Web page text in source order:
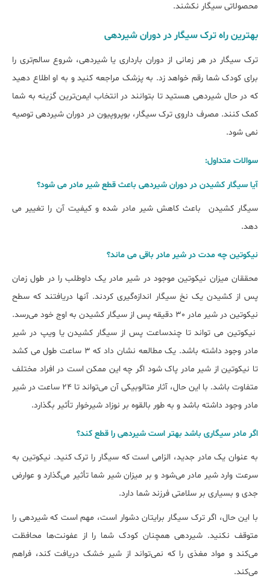
محصولاتی سیگار نکشند.
بهترین راه ترک سیگار در دوران شیردهی
ترک سیگار در هر زمانی از دوران بارداری یا شیردهی، شروع سالم‌تری را
برای کودک شما رقم خواهد زد. به پزشک مراجعه کنید و به او اطلاع دهید
که در حال شیردهی هستید تا بتوانند در انتخاب ایمن‌ترین گزینه به شما
کمک کنند. مصرف داروی ترک سیگار، بوپروپیون در دوران شیردهی توصیه
نمی شود.
سوالات متداول:
آیا سیگار کشیدن در دوران شیردهی باعث قطع شیر مادر می شود؟
سیگار کشیدن باعث کاهش شیر مادر شده و کیفیت آن را تغییر می
دهد.
نیکوتین چه مدت در شیر مادر باقی می ماند؟
محققان میزان نیکوتین موجود در شیر مادر یک داوطلب را در طول زمان
پس از کشیدن یک نخ سیگار اندازه‌گیری کردند. آنها دریافتند که سطح
نیکوتین در شیر مادر 30 دقیقه پس از سیگار کشیدن به اوج خود می‌رسد.
نیکوتین می تواند تا چندساعت پس از سیگار کشیدن یا ویپ در شیر
مادر وجود داشته باشد. یک مطالعه نشان داد که 3 ساعت طول می کشد
تا نیکوتین از شیر مادر پاک شود اگر چه این ممکن است در افراد مختلف
متفاوت باشد. با این حال، آثار متالوبیکی آن می‌تواند تا 24 ساعت در شیر
مادر وجود داشته باشد و به طور بالقوه بر نوزاد شیرخوار تأثیر بگذارد.
اگر مادر سیگاری باشد بهتر است شیردهی را قطع کند؟
به عنوان یک مادر جدید، الزامی است که سیگار را ترک کنید. نیکوتین به
سرعت وارد شیر مادر می‌شود و بر میزان شیر شما تأثیر می‌گذارد و عوارض
جدی و بسیاری بر سلامتی فرزند شما دارد.
با این حال، اگر ترک سیگار برایتان دشوار است، مهم است که شیردهی را
متوقف نکنید. شیردهی همچنان کودک شما را از عفونت‌ها محافظت
می‌کند و مواد مغذی را که نمی‌تواند از شیر خشک دریافت کند، فراهم
می‌کند.